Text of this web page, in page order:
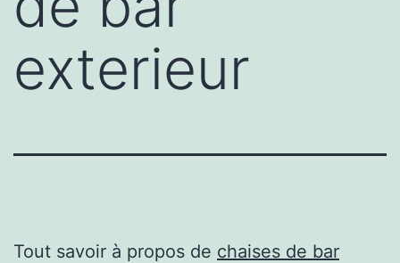
exterieur
Tout savoir à propos de chaises de bar